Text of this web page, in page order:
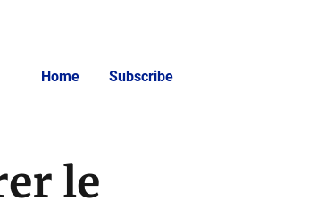
Home Subscribe
le